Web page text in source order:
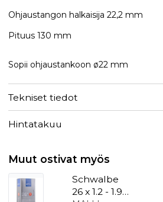
Ohjaustangon halkaisija 22,2 mm
Pituus 130 mm
Sopii ohjaustankoon ø22 mm
Tekniset tiedot
Hintatakuu
Muut ostivat myös
Schwalbe
26 x 1.2 - 1.9